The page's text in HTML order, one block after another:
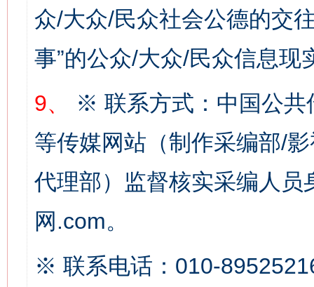
众/大众/民众社会公德的交
事”的公众/大众/民众信息现
9、
※ 联系方式：中国公共
等传媒网站（制作采编部/
代理部）监督核实采编人员
网.com。
※ 联系电话：010-
网上购药对药下症？